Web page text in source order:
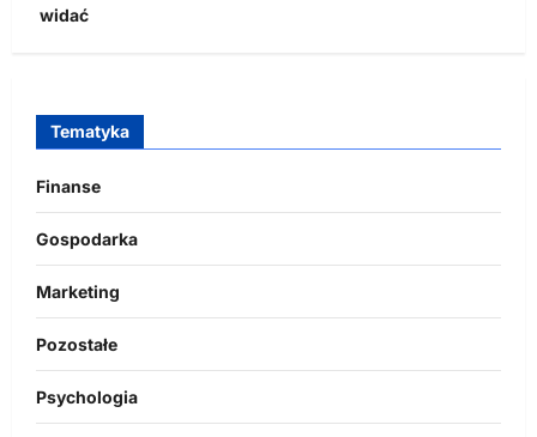
widać
Tematyka
Finanse
Gospodarka
Marketing
Pozostałe
Psychologia